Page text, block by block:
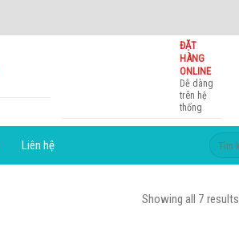
ĐẶT
HÀNG
ONLINE
Dễ dàng
trên hệ
thống
Liên hệ
Tìm
Showing all 7 results